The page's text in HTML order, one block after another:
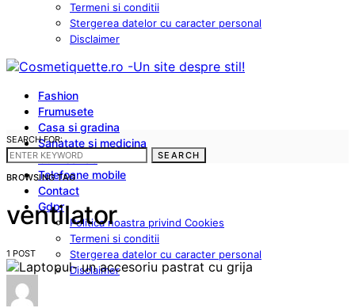
Termeni si conditii
Stergerea datelor cu caracter personal
Disclaimer
Fashion
Frumusete
Casa si gradina
Sanatate si medicina
Cum sa fac
Telefoane mobile
Contact
Gdpr
Politica noastra privind Cookies
Termeni si conditii
Stergerea datelor cu caracter personal
Disclaimer
SEARCH FOR:
SEARCH
BROWSING TAG
ventilator
1 POST